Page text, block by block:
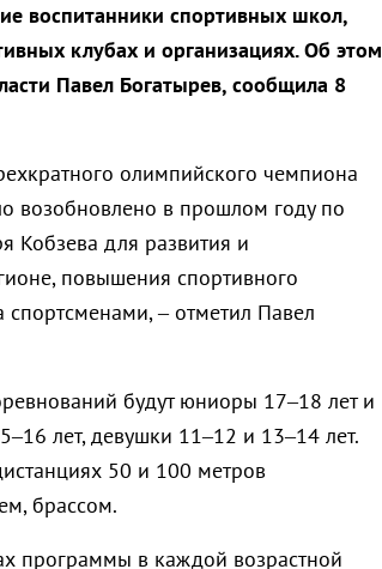
воспитанники спортивных школ,
клубах и организациях. Об этом
Павел Богатырев, сообщила 8
олимпийского чемпиона
возобновлено в прошлом году по
Кобзева для развития и
повышения спортивного
спортсменами, – отметил Павел
будут юниоры 17–18 лет и
лет, девушки 11–12 и 13–14 лет.
50 и 100 метров
брассом.
программы в каждой возрастной